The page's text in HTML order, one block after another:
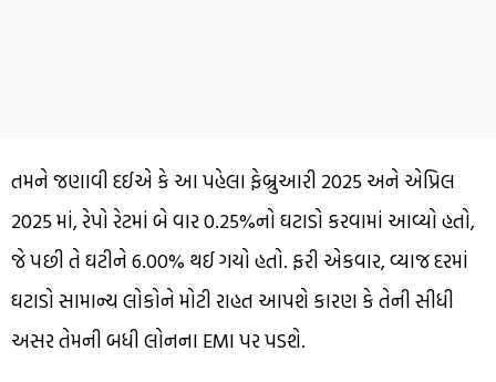
તમને જણાવી દઈએ કે આ પહેલા ફેબ્રુઆરી 2025 અને એપ્રિલ
2025 માં, રેપો રેટમાં બે વાર 0.25%નો ઘટાડો કરવામાં આવ્યો હતો,
જે પછી તે ઘટીને 6.00% થઈ ગયો હતો. ફરી એકવાર, વ્યાજ દરમાં
ઘટાડો સામાન્ય લોકોને મોટી રાહત આપશે કારણ કે તેની સીધી
અસર તેમની બધી લોનના EMI પર પડશે.